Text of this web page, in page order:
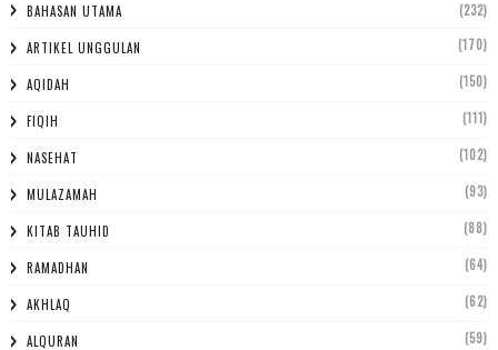
BAHASAN UTAMA (232)
ARTIKEL UNGGULAN (170)
AQIDAH (150)
FIQIH (111)
NASEHAT (102)
MULAZAMAH (93)
KITAB TAUHID (88)
RAMADHAN (64)
AKHLAQ (62)
ALQURAN (59)